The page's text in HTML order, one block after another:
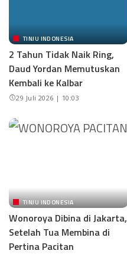
TINJU INDONESIA
2 Tahun Tidak Naik Ring,
Daud Yordan Memutuskan
Kembali ke Kalbar
29 Juli 2026 | 10:03
TINJU INDONESIA
Wonoroya Dibina di Jakarta,
Setelah Tua Membina di
Pertina Pacitan